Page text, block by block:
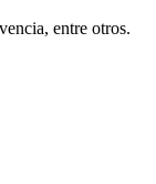
entre otros.